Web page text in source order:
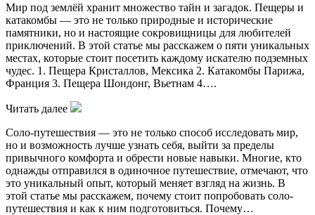
Мир под землёй хранит множество тайн и загадок. Пещеры и
катакомбы — это не только природные и исторические
памятники, но и настоящие сокровищницы для любителей
приключений. В этой статье мы расскажем о пяти уникальных
местах, которые стоит посетить каждому искателю подземных
чудес. 1. Пещера Кристаллов, Мексика 2. Катакомбы Парижа,
Франция 3. Пещера Шондонг, Вьетнам 4….
Читать далее
Соло-путешествия — это не только способ исследовать мир,
но и возможность лучше узнать себя, выйти за пределы
привычного комфорта и обрести новые навыки. Многие, кто
однажды отправился в одиночное путешествие, отмечают, что
это уникальный опыт, который меняет взгляд на жизнь. В
этой статье мы расскажем, почему стоит попробовать соло-
путешествия и как к ним подготовиться. Почему…